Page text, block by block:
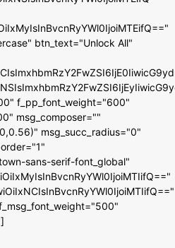
btn_text="Unlock All"
f_pp_font_weight="600"
msg_composer=""
msg_succ_radius="0"
sans-serif-font_global"